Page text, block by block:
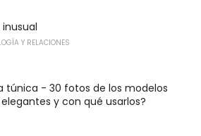
inusual
Y RELACIONES
túnica - 30 fotos de los modelos
y con qué usarlos?